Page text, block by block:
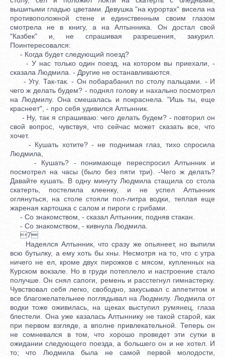
вышитыми гладью цветами. Девушка "на курортах" висела на
противоположной стене и единственным своим глазом
смотрела не в книгу, а на Алтынника. Он достал свой
"Казбек" и, не спрашивая разрешения, закурил.
Поинтересовался:
- Когда будет следующий поезд?
- У нас только один поезд, на котором вы приехали, -
сказала Людмила. - Другие не останавливаются.
- Угу. Так-так. - Он побарабанил по столу пальцами. - И
чего ж делать будем? - поднял голову и нахально посмотрел
на Людмилу. Она смешалась и покраснела. "Ишь ты, еще
краснеет", - про себя удивился Алтынник.
- Ну, так я спрашиваю: чего делать будем? - повторил он
свой вопрос, чувствуя, что сейчас может сказать все, что
хочет.
- Кушать хотите? - не поднимая глаз, тихо спросила
Людмила,
- Кушать? - понимающе переспросил Алтынник и
посмотрел на часы (было без пяти три). -Чего ж делать?
Давайте кушать. В одну минуту Людмила стащила со стола
скатерть, постелила клеенку, и не успел Алтынник
оглянуться, на столе стояли пол-литра водки, теплая еще
жареная картошка с салом и пироги с грибами.
- Со знакомством, - сказал Алтынник, подняв стакан.
- Со знакомством, - кивнула Людмила.
7
Надеялся Алтынник, что сразу же опьянеет, но выпили
всю бутылку, а ему хоть бы хны. Несмотря на то, что с утра
ничего не ел, кроме двух пирожков с мясом, купленных на
Курском вокзале. Но в груди потеплело и настроение стало
получше. Он снял сапоги, ремень и расстегнул гимнастерку.
Чувствовал себя легко, свободно, закусывал с аппетитом и
все благожелательнее поглядывал на Людмилу. Людмила от
водки тоже оживилась, на щеках выступил румянец, глаза
блестели. Она уже казалась Алтыннику не такой старой, как
при первом взгляде, а вполне привлекательной. Теперь он
не сомневался в том, что хорошо проведет эти сутки в
ожидании следующего поезда, а большего он и не хотел. И
то; что Людмила была не самой первой молодости,